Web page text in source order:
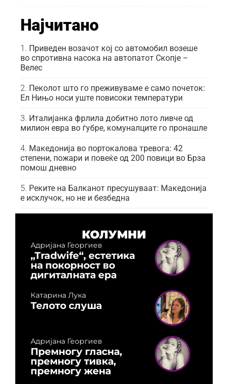
Најчитано
Приведен возачот кој со автомобил возеше
во спротивна насока на автопатот Скопје –
Велес
Пеколот што го преживуваме е само почеток:
Ел Нињо носи уште повисоки температури
Италијанка фрлила добитно лото ливче од
милион евра во ѓубре, комуналците го пронашле
Македонија во портокалова тревога: 42
степени, пожари и повеќе од 200 повици во Брза
помош дневно
Реките на Балканот пресушуваат: Македонија
е исклучок, но не и безбедна
КОЛУМНИ
Адријана Георгиев
„Tradwife“, естетика
на покорност во
дигиталната ера
Катарина Лука
Телото слуша
Адријана Георгиев
Премногу гласна,
премногу тивка,
премногу жена